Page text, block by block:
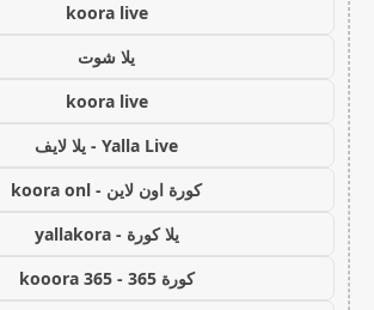
koora live
يلا شوت
koora live
Yalla Live - يلا لايف
كورة اون لاين - koora onl
يلا كورة - yallakora
كورة 365 - kooora 365